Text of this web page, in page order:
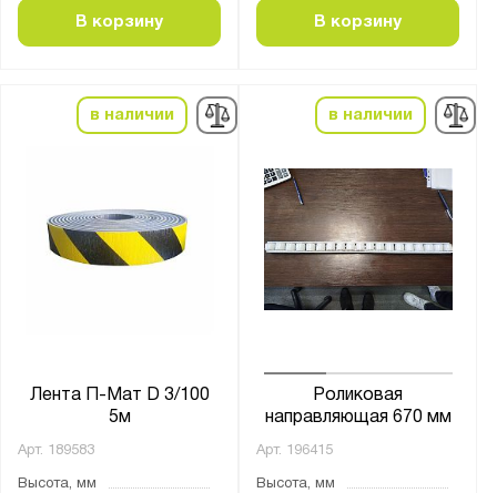
В корзину В корзину
в наличии
Лента П-Мат D 3/100
5м
Арт. 189583
Высота, мм
в наличии
Роликовая
направляющая 670 мм
Арт. 196415
Высота, мм